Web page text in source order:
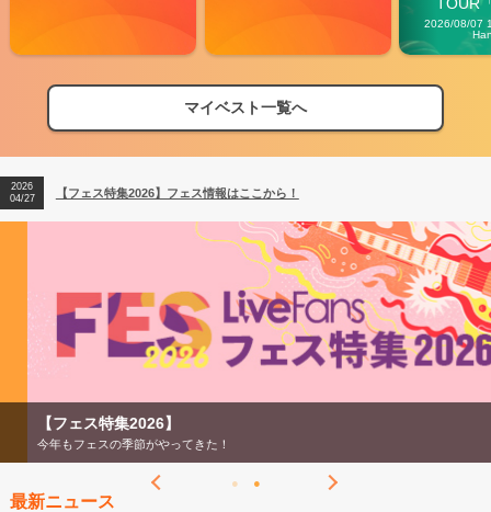
2026/08/07
マイベスト一覧へ
【フェス特集2026】フェス情報はここから！
【ライブ動員ランキング】2026年上半期編発表！
2026
04/27
【フェス特集2026】フェス情報はここから！
2026
【ライブ動員ランキング】2026年上半期編発表！
【フェス特集2026】
今年もフェスの季節がやってきた！
最新ニュース